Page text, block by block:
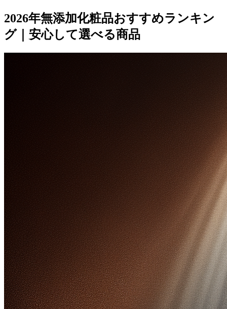
2026年無添加化粧品おすすめランキン
グ｜安心して選べる商品